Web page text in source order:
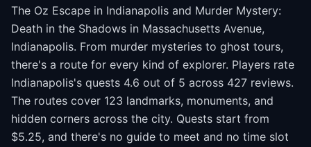
The Oz Escape in Indianapolis and Murder Mystery:
Death in the Shadows in Massachusetts Avenue,
Indianapolis. From murder mysteries to ghost tours,
there's a route for every kind of explorer. Players rate
Indianapolis's quests 4.6 out of 5 across 427 reviews.
The routes cover 123 landmarks, monuments, and
hidden corners across the city. Quests start from
$5.25, and there's no guide to meet and no time slot